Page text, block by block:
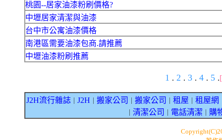
桃園--居家油漆粉刷價格?
中壢居家清潔與油漆
台中市公寓油漆價格
南港區需要油漆包商.請推薦
中壢油漆粉刷推薦
1 . 2 . 3 . 4 . 5 .
J2H流行雜誌 J2H 搬家公司 搬家公司 租屋 租屋網
清潔公司 電話清潔 購